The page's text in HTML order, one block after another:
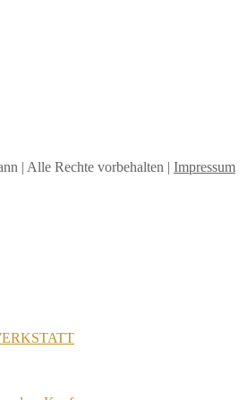
| Alle Rechte vorbehalten | Impressum